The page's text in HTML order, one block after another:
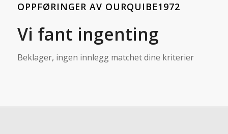
OPPFØRINGER AV OURQUIBE1972
Vi fant ingenting
Beklager, ingen innlegg matchet dine kriterier